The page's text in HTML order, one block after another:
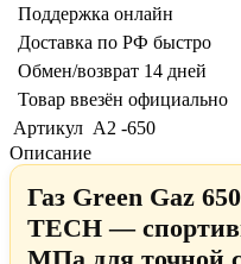
Поддержка онлайн
Доставка по РФ быстро
Обмен/возврат 14 дней
Товар ввезён официально
Артикул A2 -650
Описание
Газ Green Gaz
TECH —